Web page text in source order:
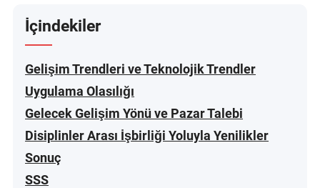
İçindekiler
Gelişim Trendleri ve Teknolojik Trendler
Uygulama Olasılığı
Gelecek Gelişim Yönü ve Pazar Talebi
Disiplinler Arası İşbirliği Yoluyla Yenilikler
Sonuç
SSS